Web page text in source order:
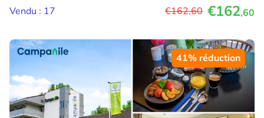
Vendu : 17
€162,60 €162,60
41% réduction